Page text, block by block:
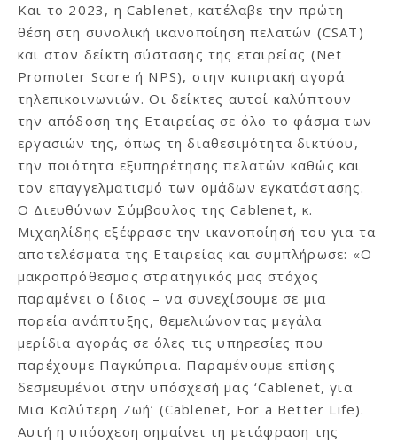
Και το 2023, η Cablenet, κατέλαβε την πρώτη
θέση στη συνολική ικανοποίηση πελατών (CSAT)
και στον δείκτη σύστασης της εταιρείας (Net
Promoter Score ή NPS), στην κυπριακή αγορά
τηλεπικοινωνιών. Οι δείκτες αυτοί καλύπτουν
την απόδοση της Εταιρείας σε όλο το φάσμα των
εργασιών της, όπως τη διαθεσιμότητα δικτύου,
την ποιότητα εξυπηρέτησης πελατών καθώς και
τον επαγγελματισμό των ομάδων εγκατάστασης.
Ο Διευθύνων Σύμβουλος της Cablenet, κ.
Μιχαηλίδης εξέφρασε την ικανοποίησή του για τα
αποτελέσματα της Εταιρείας και συμπλήρωσε: «Ο
μακροπρόθεσμος στρατηγικός μας στόχος
παραμένει ο ίδιος – να συνεχίσουμε σε μια
πορεία ανάπτυξης, θεμελιώνοντας μεγάλα
μερίδια αγοράς σε όλες τις υπηρεσίες που
παρέχουμε Παγκύπρια. Παραμένουμε επίσης
δεσμευμένοι στην υπόσχεσή μας ‘Cablenet, για
Μια Καλύτερη Ζωή’ (Cablenet, For a Better Life).
Αυτή η υπόσχεση σημαίνει τη μετάφραση της